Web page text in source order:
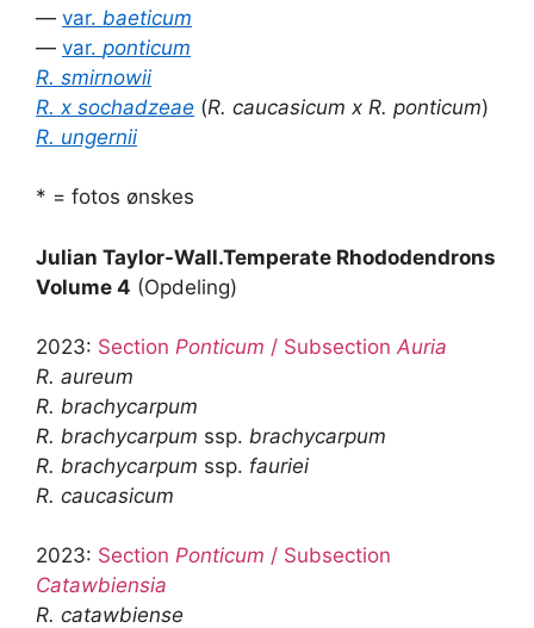
— var. baeticum
— var. ponticum
R. smirnowii
R. x sochadzeae (R. caucasicum x R. ponticum)
R. ungernii
* = fotos ønskes
Julian Taylor-Wall.Temperate Rhododendrons
Volume 4 (Opdeling)
2023: Section Ponticum / Subsection Auria
R. aureum
R. brachycarpum
R. brachycarpum ssp. brachycarpum
R. brachycarpum ssp. fauriei
R. caucasicum
2023: Section Ponticum / Subsection
Catawbiensia
R. catawbiense